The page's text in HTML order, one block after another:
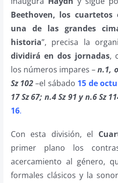
Beethoven, los cuartetos
una de las grandes
historia”, precisa la
dividirá en dos jornadas,
los números impares –n.1,
Sz 102–el sábado 15 de
17 Sz 67; n.4 Sz 91 y n.6 Sz
16.
Con esta división, el
primer plano los
acercamiento al género,
formales clásicos y la